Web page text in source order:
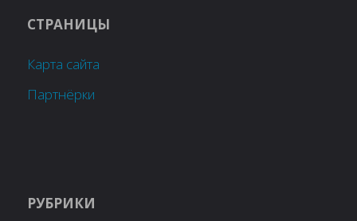
СТРАНИЦЫ
Карта сайта
Партнёрки
РУБРИКИ